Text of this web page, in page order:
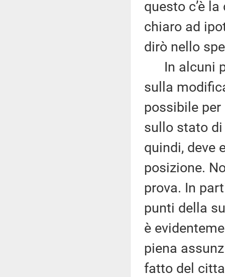
questo c’è
chiaro ad
dirò nello
In alcuni
sulla
possibile
sullo stato di
quindi, deve
posizione.
prova. In
punti della
è
piena
fatto del